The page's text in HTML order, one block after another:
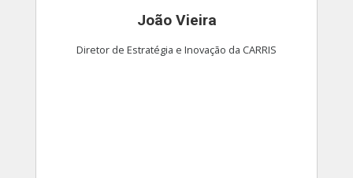
João Vieira
Diretor de Estratégia e Inovação da CARRIS